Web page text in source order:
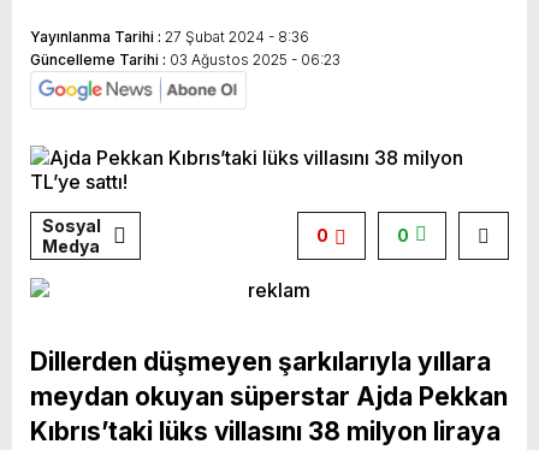
Yayınlanma Tarihi : 27 Şubat 2024 - 8:36
Güncelleme Tarihi : 03 Ağustos 2025 - 06:23
Sosyal
Medya
0
0
Dillerden düşmeyen şarkılarıyla yıllara
meydan okuyan süperstar Ajda Pekkan
Kıbrıs’taki lüks villasını 38 milyon liraya